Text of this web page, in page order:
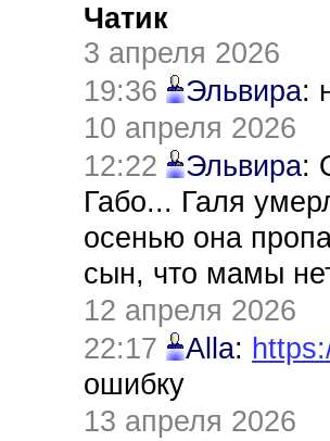
Чатик
3 апреля 2026
19:36
Эльвира:
10 апреля 2026
12:22
Эльвира:
Габо... Галя
осенью она
сын, что мамы
12 апреля 2026
22:17
Alla:
ошибку
13 апреля 2026